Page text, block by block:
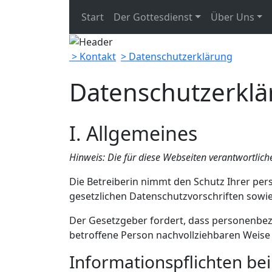
Start Der Gottesdienst Über Uns
> Kontakt > Datenschutzerklärung
I. Allgemeines
Hinweis: Die für diese Webseiten
Die Betreiberin nimmt den Schutz Ihrer
gesetzlichen Datenschutzvorschriften
Der Gesetzgeber fordert, dass
betroffene Person nachvollziehbaren
Informationspflichten bei